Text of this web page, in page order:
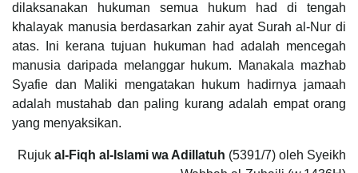
dilaksanakan hukuman semua hukum had di tengah
khalayak manusia berdasarkan zahir ayat Surah al-Nur di
atas. Ini kerana tujuan hukuman had adalah mencegah
manusia daripada melanggar hukum. Manakala mazhab
Syafie dan Maliki mengatakan hukum hadirnya jamaah
adalah mustahab dan paling kurang adalah empat orang
yang menyaksikan.
Rujuk al-Fiqh al-Islami wa Adillatuh (5391/7) oleh Syeikh